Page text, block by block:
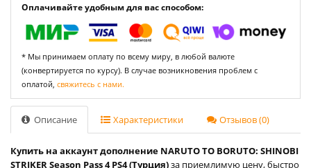
Оплачивайте удобным для вас способом:
* Мы принимаем оплату по всему миру, в любой валюте
(конвертируется по курсу). В случае возникновения проблем с
оплатой, свяжитесь с нами.
Описание Характеристики Отзывов (0)
Купить на аккаунт дополнение NARUTO TO BORUTO: SHINOBI
STRIKER Season Pass 4 PS4 (Турция)за приемлимую цену, быстро